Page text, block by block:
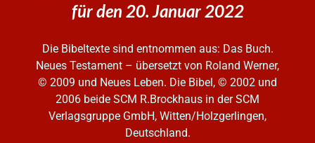
für den 20. Januar 2022
Die Bibeltexte sind entnommen aus: Das Buch.
Neues Testament – übersetzt von Roland Werner,
© 2009 und Neues Leben. Die Bibel, © 2002 und
2006 beide SCM R.Brockhaus in der SCM
Verlagsgruppe GmbH, Witten/Holzgerlingen,
Deutschland.